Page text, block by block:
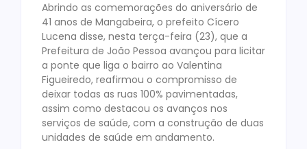
Abrindo as comemorações do aniversário de
41 anos de Mangabeira, o prefeito Cícero
Lucena disse, nesta terça-feira (23), que a
Prefeitura de João Pessoa avançou para licitar
a ponte que liga o bairro ao Valentina
Figueiredo, reafirmou o compromisso de
deixar todas as ruas 100% pavimentadas,
assim como destacou os avanços nos
serviços de saúde, com a construção de duas
unidades de saúde em andamento.